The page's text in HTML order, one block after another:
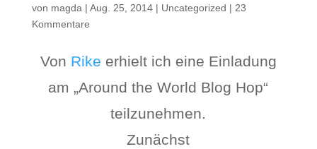
von magda | Aug. 25, 2014| Uncategorized | 23
Kommentare
Von Rike erhielt ich eine Einladung
am „Around the World Blog Hop“
teilzunehmen.
Zunächst